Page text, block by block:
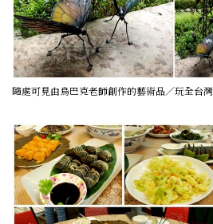
隨處可見由烏巴克老師創作的藝術品／玩全台